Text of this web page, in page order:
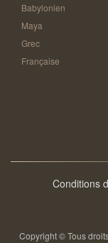
Babylonien
Maya
Grec
Française
Conditions
Copyright © Tous